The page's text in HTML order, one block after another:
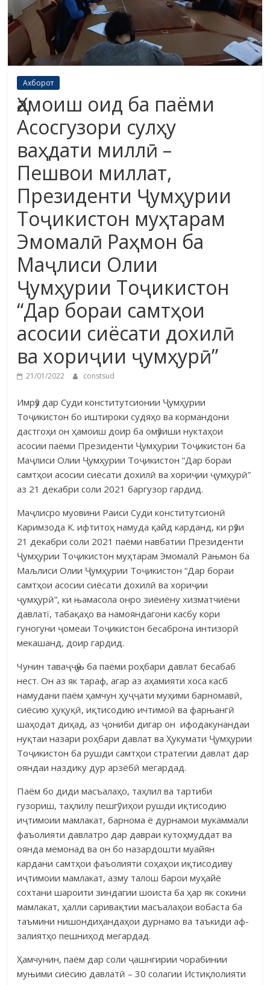
Ахборот
Ҳамоиш оид ба паёми
Асосгузори сулҳу
ваҳдати миллӣ –
Пешвои миллат,
Президенти Ҷумҳурии
Тоҷикистон муҳтарам
Эмомалӣ Раҳмон ба
Маҷлиси Олии
Ҷумҳурии Тоҷикистон
“Дар бораи самтҳои
асосии сиёсати дохилӣ
ва хориҷии ҷумҳурӣ”
21/01/2022 constsud
Имрӯз дар Суди конститутсионии Ҷумҳурии
Тоҷикистон бо ишти­ро­ки суд­яҳо ва кормандони
дастгоҳи он ҳамоиш доир ба омӯзиши нуктаҳои
асосии паёми Президенти Ҷумҳурии Тоҷикистон ба
Маҷлиси Олии Ҷум­ҳурии Тоҷикистон “Дар бораи
самтҳои асосии сиёсати дохилӣ ва хориҷии ҷум­ҳурӣ”
аз 21 декабри соли 2021 баргузор гардид.
Маҷлисро муовини Раиси Суди конститутсионӣ
Каримзода К. иф­титоҳ на­муда қайд карданд, ки рӯзи
21 декабри соли 2021 паёми навбатии Президенти
Ҷумҳурии Тоҷикистон муҳтарам Эмомалӣ Рањмон ба
Маљлиси Олии Ҷум­ҳурии Тоҷикистон “Дар бораи
самтҳои асосии сиёсати дохилӣ ва хориҷии
ҷумҳурӣ”, ки њамасола онро зиёиёну хиз­матчиёни
давлатї, та­бақаҳо ва намояндагони касбу кори
гуногуни ҷомеаи Тоҷикистон бесаб­рона интизорӣ
мекашанд, доир гардид.
Чунин таваҷҷӯњ ба паёми роҳбари давлат бесабаб
нест. Он аз як тараф, агар аз аҳамияти хоса касб
намудани паём ҳамчун ҳуҷҷати му­ҳими барномавӣ,
сиёсию ҳуқуқӣ, иқтисодию ичтимоӣ ва фарњангӣ
ша­ҳодат диҳад, аз ҷониби дигар он ифодакунандаи
нуқтаи на­зари роҳ­бари давлат ва Ҳукумати Ҷумҳурии
Тоҷикистон ба рушди самтҳои стратегии дав­лат дар
ояндаи наздику дур арз­ёбӣ ме­гардад.
Паём бо диди масъалаҳо, таҳлил ва тартиби
гузориш, таҳлилу пеш­гўиҳои рушди иқтисодию
иҷтимоии мамлакат, барнома ё дурнамои му­каммали
фаъолияти давлатро дар давраи кутоҳмуддат ва
оянда ме­монад ва он бо назардошти муайян
кардани самтҳои фаъолияти соҳаҳои иқ­тисодиву
иҷтимоии мамлакат, азму талош барои муҳайё
сохтани ша­роити зиндагии шоиста ба ҳар як сокини
мамлакат, ҳалли саривақтии масъ­а­лаҳои вобаста ба
таъмини нишондиҳандаҳои дурнамо ва таъкиди аф­
залиятҳо пешниҳод мегардад.
Ҳамчунин, паём дар соли ҷашнгирии чорабинии
муњими сиёсию дав­­латӣ – 30 солагии Истиқлолияти